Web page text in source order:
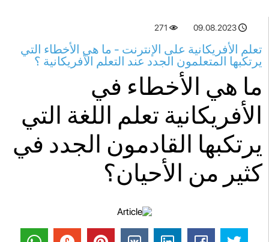
09.08.2023
271
تعلم الأفريكانية على الإنترنت - ما هي الأخطاء التي
يرتكبها المتعلمون الجدد عند التعلم الأفريكانية ؟
ما هي الأخطاء في
الأفريكانية تعلم اللغة التي
يرتكبها القادمون الجدد في
كثير من الأحيان؟